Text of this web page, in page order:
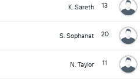
13
K. Sareth
20
S. Sophanat
11
N. Taylor